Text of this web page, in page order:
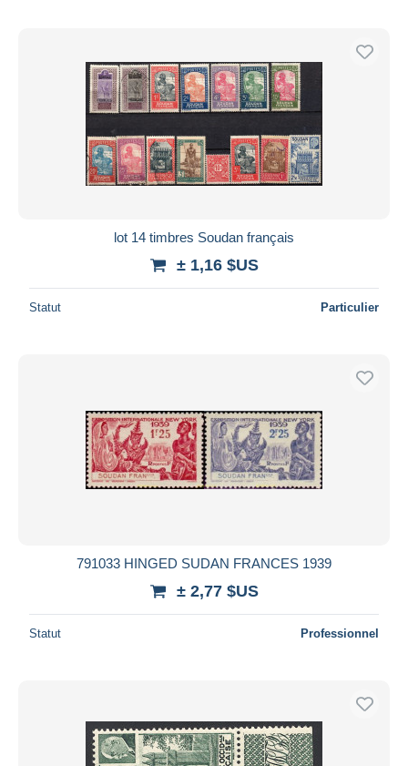
lot 14 timbres Soudan français
± 1,16 $US
Statut Particulier
791033 HINGED SUDAN FRANCES 1939
± 2,77 $US
Statut Professionnel